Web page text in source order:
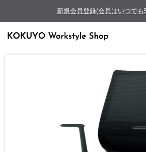
新規会員登録(会員はいつでも